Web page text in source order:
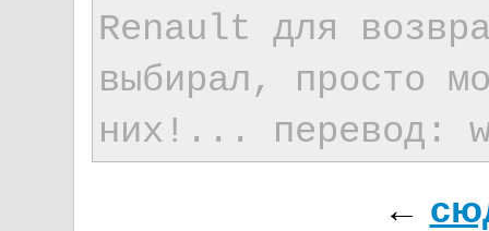
Renault для
выбирал, просто
них!... перевод:
←